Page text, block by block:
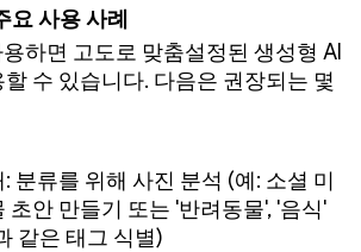
사용 사례
하면 고도로 맞춤설정된 생성형 AI
수 있습니다. 다음은 권장되는 몇
분류를 위해 사진 분석 (예: 소셜 미
초안 만들기 또는 '반려동물', '음식'
같은 태그 식별)